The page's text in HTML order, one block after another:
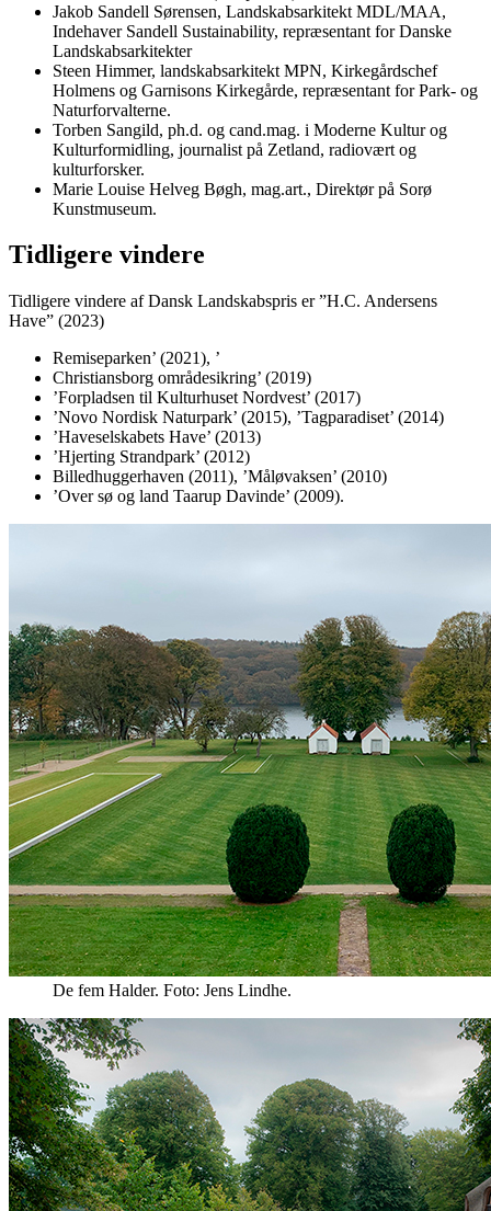
Jakob Sandell Sørensen, Landskabsarkitekt MDL/MAA,
Indehaver Sandell Sustainability, repræsentant for Danske
Landskabsarkitekter
Steen Himmer, landskabsarkitekt MPN, Kirkegårdschef
Holmens og Garnisons Kirkegårde, repræsentant for Park- og
Naturforvalterne.
Torben Sangild, ph.d. og cand.mag. i Moderne Kultur og
Kulturformidling, journalist på Zetland, radiovært og
kulturforsker.
Marie Louise Helveg Bøgh, mag.art., Direktør på Sorø
Kunstmuseum.
Tidligere vindere
Tidligere vindere af Dansk Landskabspris er ”H.C. Andersens
Have” (2023)
Remiseparken’ (2021), ’
Christiansborg områdesikring’ (2019)
’Forpladsen til Kulturhuset Nordvest’ (2017)
’Novo Nordisk Naturpark’ (2015), ’Tagparadiset’ (2014)
’Haveselskabets Have’ (2013)
’Hjerting Strandpark’ (2012)
Billedhuggerhaven (2011), ’Måløvaksen’ (2010)
’Over sø og land Taarup Davinde’ (2009).
De fem Halder. Foto: Jens Lindhe.